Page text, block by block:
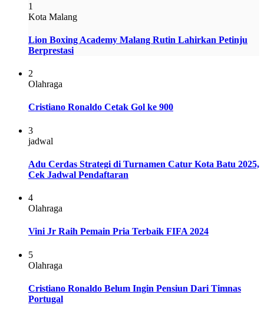
1
Kota Malang
Lion Boxing Academy Malang Rutin Lahirkan Petinju
Berprestasi
2
Olahraga
Cristiano Ronaldo Cetak Gol ke 900
3
jadwal
Adu Cerdas Strategi di Turnamen Catur Kota Batu 2025,
Cek Jadwal Pendaftaran
4
Olahraga
Vini Jr Raih Pemain Pria Terbaik FIFA 2024
5
Olahraga
Cristiano Ronaldo Belum Ingin Pensiun Dari Timnas
Portugal